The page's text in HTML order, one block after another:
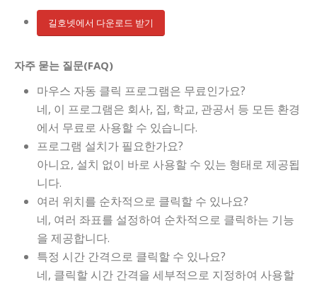
길호넷에서 다운로드 받기
자주 묻는 질문(FAQ)
마우스 자동 클릭 프로그램은 무료인가요?
네, 이 프로그램은 회사, 집, 학교, 관공서 등 모든 환경
에서 무료로 사용할 수 있습니다.
프로그램 설치가 필요한가요?
아니요, 설치 없이 바로 사용할 수 있는 형태로 제공됩
니다.
여러 위치를 순차적으로 클릭할 수 있나요?
네, 여러 좌표를 설정하여 순차적으로 클릭하는 기능
을 제공합니다.
특정 시간 간격으로 클릭할 수 있나요?
네, 클릭할 시간 간격을 세부적으로 지정하여 사용할